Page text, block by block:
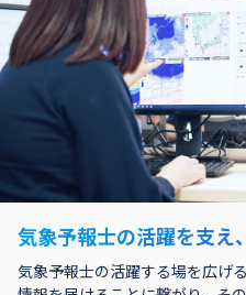
気象予報士の活躍を支え
気象予報士の活躍する場を広げ